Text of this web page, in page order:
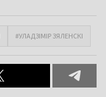
#УЛАДЗІМІР ЗЯЛЕНСКІ